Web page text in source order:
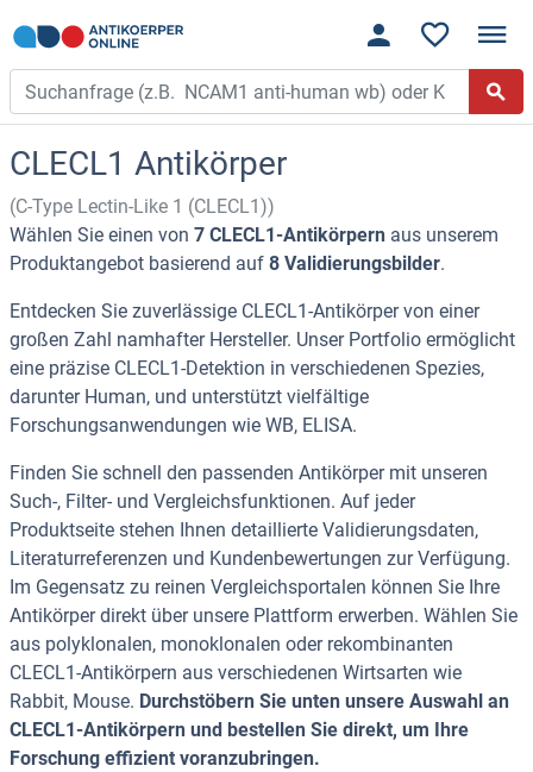
CLECL1 Antikörper
(C-Type Lectin-Like 1 (CLECL1))
Wählen Sie einen von 7 CLECL1-Antikörpern aus unserem
Produktangebot basierend auf 8 Validierungsbilder.
Entdecken Sie zuverlässige CLECL1-Antikörper von einer
großen Zahl namhafter Hersteller. Unser Portfolio ermöglicht
eine präzise CLECL1-Detektion in verschiedenen Spezies,
darunter Human, und unterstützt vielfältige
Forschungsanwendungen wie WB, ELISA.
Finden Sie schnell den passenden Antikörper mit unseren
Such-, Filter- und Vergleichsfunktionen. Auf jeder
Produktseite stehen Ihnen detaillierte Validierungsdaten,
Literaturreferenzen und Kundenbewertungen zur Verfügung.
Im Gegensatz zu reinen Vergleichsportalen können Sie Ihre
Antikörper direkt über unsere Plattform erwerben. Wählen Sie
aus polyklonalen, monoklonalen oder rekombinanten
CLECL1-Antikörpern aus verschiedenen Wirtsarten wie
Rabbit, Mouse. Durchstöbern Sie unten unsere Auswahl an
CLECL1-Antikörpern und bestellen Sie direkt, um Ihre
Forschung effizient voranzubringen.